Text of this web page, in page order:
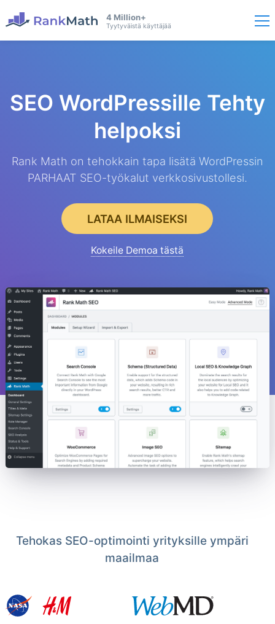
4 Million+
Tyytyväistä käyttäjää
SEO WordPressille Tehty
helpoksi
Rank Math on tehokkain tapa lisätä WordPressin
PARHAAT SEO-työkalut verkkosivustollesi.
LATAA ILMAISEKSI
Kokeile Demoa tästä
Tehokas SEO-optimointi yrityksille ympäri
maailmaa